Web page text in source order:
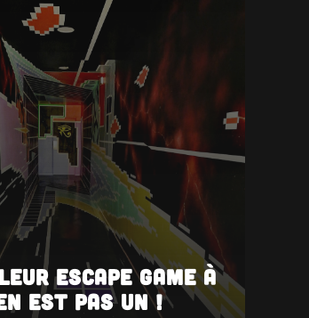
Escape Game à
est pas un !